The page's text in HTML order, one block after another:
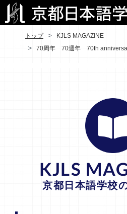
トップ
KJLS MAGAZINE
70周年 70週年 70th
KJLS
京都日本語学校